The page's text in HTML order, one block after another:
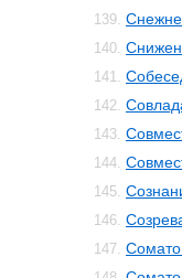
139.
140.
141.
142.
143.
144.
145.
146.
147.